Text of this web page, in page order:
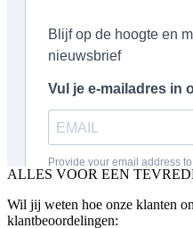
ALLES VOOR EEN
Wil jij weten hoe onze klanten
klantbeoordelingen: